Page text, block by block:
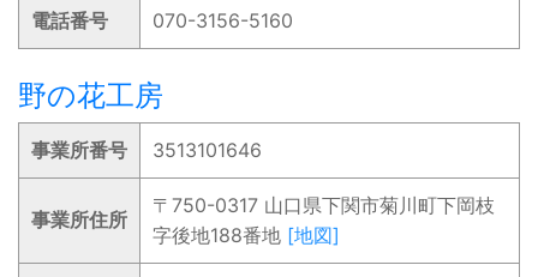
電話番号 070-3156-5160
野の花工房
事業所番号 3513101646
事業所住所
〒750-0317 山口県下関市菊川町下岡枝
字後地188番地 [地図]